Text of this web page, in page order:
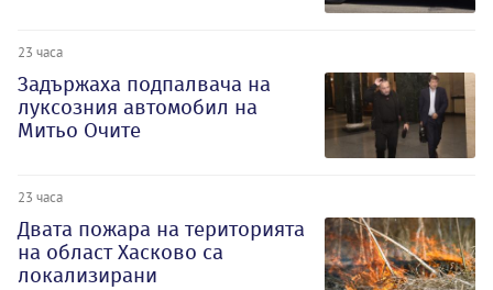
23 часа
Задържаха подпалвача на
луксозния автомобил на
Митьо Очите
23 часа
Двата пожара на територията
на област Хасково са
локализирани